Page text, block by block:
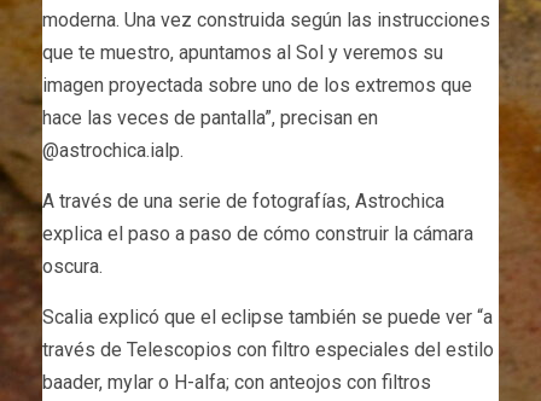
moderna. Una vez construida según las instrucciones
que te muestro, apuntamos al Sol y veremos su
imagen proyectada sobre uno de los extremos que
hace las veces de pantalla”, precisan en
@astrochica.ialp.
A través de una serie de fotografías, Astrochica
explica el paso a paso de cómo construir la cámara
oscura.
Scalia explicó que el eclipse también se puede ver “a
través de Telescopios con filtro especiales del estilo
baader, mylar o H-alfa; con anteojos con filtros